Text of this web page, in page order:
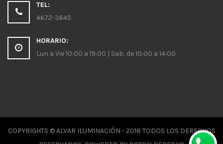
TEL:
4672-3645
HORARIO:
Lun a Vie 10:00 a 19:00 | Sab: de 10:00 a 14:00
COPYRIGHTS © ALVAR ILUMINACIÓN - 2018 TODOS LOS DERECHOS